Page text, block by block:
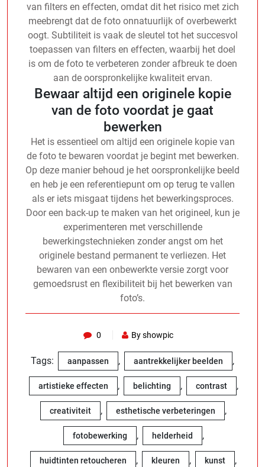
van filters en effecten, omdat dit het risico met zich
meebrengt dat de foto onnatuurlijk of overbewerkt
oogt. Subtiliteit is vaak de sleutel tot het succesvol
toepassen van filters en effecten, waarbij het doel
is om de foto te verbeteren zonder afbreuk te doen
aan de oorspronkelijke kwaliteit ervan.
Bewaar altijd een originele kopie
van de foto voordat je gaat
bewerken
Het is essentieel om altijd een originele kopie van
de foto te bewaren voordat je begint met bewerken.
Op deze manier behoud je het oorspronkelijke beeld
en heb je een referentiepunt om op terug te vallen
als er iets misgaat tijdens het bewerkingsproces.
Door een back-up te maken van het origineel, kun je
experimenteren met verschillende
bewerkingstechnieken zonder angst om het
originele bestand permanent te verliezen. Het
bewaren van een onbewerkte versie zorgt voor
gemoedsrust en flexibiliteit bij het bewerken van
foto’s.
0 By showpic
Tags: aanpassen , aantrekkelijker beelden ,
artistieke effecten , belichting , contrast ,
creativiteit , esthetische verbeteringen ,
fotobewerking , helderheid ,
huidtinten retoucheren , kleuren , kunst ,